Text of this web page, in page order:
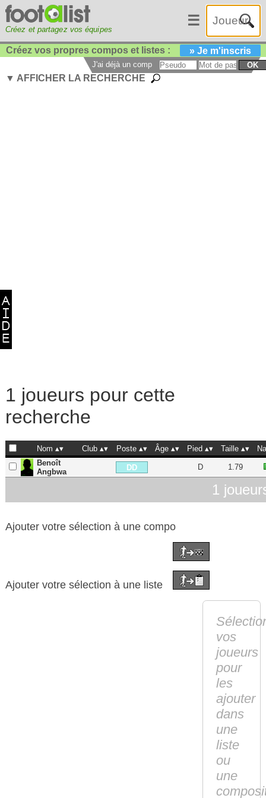
Créez et partagez vos équipes
☰
Créez vos propres compos et listes : » Je m'inscris
J'ai déjà un compte : OK
▼ AFFICHER LA RECHERCHE
1 joueurs pour cette
recherche
Nom Club Poste Âge Pied Taille
Benoît
Angbwa
DD D 1.79
1
Ajouter votre sélection à une compo
Ajouter votre sélection à une liste
vos
joueurs
pour
les
ajouter
dans
une
liste
ou
une